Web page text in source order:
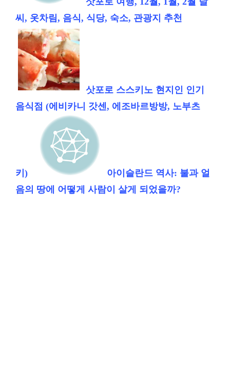
씨, 옷차림, 음식, 식당, 숙소, 관광지 추천
삿포로 스스키노 현지인 인기
음식점 (에비카니 갓센, 에조바르방방, 노부츠
키)
아이슬란드 역사: 불과 얼
음의 땅에 어떻게 사람이 살게 되었을까?